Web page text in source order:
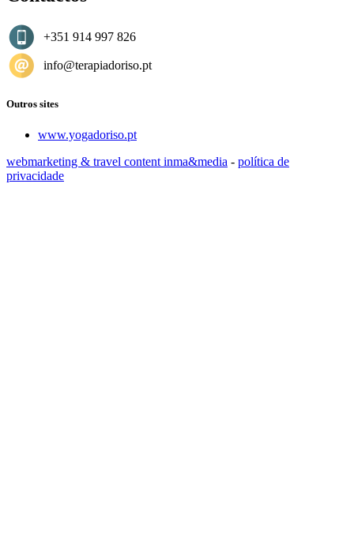
+351 914 997 826
info@terapiadoriso.pt
Outros sites
www.yogadoriso.pt
webmarketing & travel content inma&media - política de
privacidade